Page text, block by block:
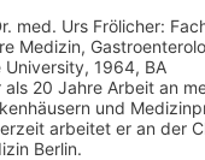
med. Urs Frölicher:
Medizin,
University, 1964, BA
als 20 Jahre Arbeit an
und
arbeitet er an der
Berlin.